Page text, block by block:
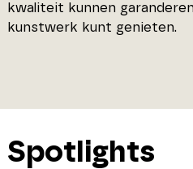
kwaliteit kunnen
kunstwerk kunt genieten.
Spotlights